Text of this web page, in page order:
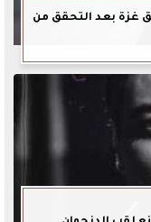
غزة بعد التحقق من